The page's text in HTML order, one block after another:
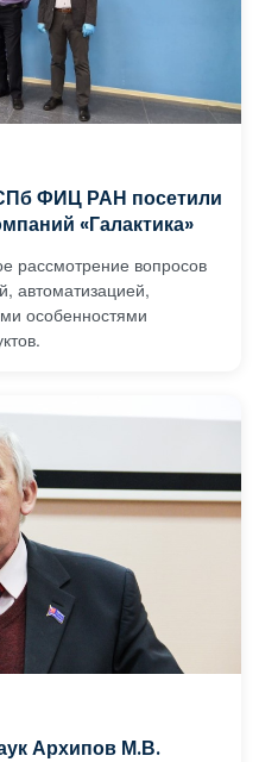
ФИЦ РАН посетили
«Галактика»
рассмотрение вопросов
автоматизацией,
особенностями
Архипов М.В.